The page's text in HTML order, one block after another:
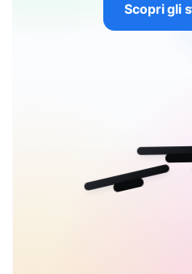
Scopri gli